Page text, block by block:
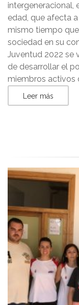
intergeneracional,
edad, que afecta
mismo tiempo
sociedad en su
Juventud 2022 se
de desarrollar el
miembros activos
Leer más